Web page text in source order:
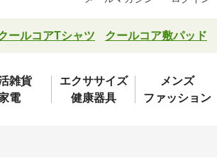
ールコアTシャツ クールコア敷パッド
雑貨
電
エクササイズ
健康器具
メンズ
ファッション